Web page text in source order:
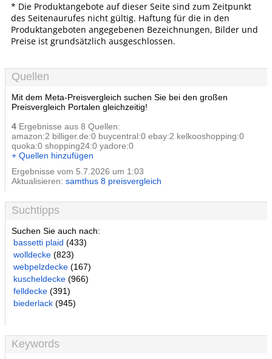
* Die Produktangebote auf dieser Seite sind zum Zeitpunkt
des Seitenaurufes nicht gültig. Haftung für die in den
Produktangeboten angegebenen Bezeichnungen, Bilder und
Preise ist grundsätzlich ausgeschlossen.
Quellen
Mit dem Meta-Preisvergleich suchen Sie bei den großen
Preisvergleich Portalen gleichzeitig!
4 Ergebnisse aus 8 Quellen:
amazon:2 billiger.de:0 buycentral:0 ebay:2 kelkooshopping:0
quoka:0 shopping24:0 yadore:0
+ Quellen hinzufügen
Ergebnisse vom 5.7.2026 um 1:03
Aktualisieren: samthus 8 preisvergleich
Suchtipps
Suchen Sie auch nach:
bassetti plaid (433)
wolldecke (823)
webpelzdecke (167)
kuscheldecke (966)
felldecke (391)
biederlack (945)
Keywords